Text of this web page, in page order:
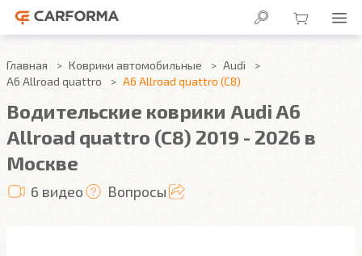
Главная Коврики автомобильные
Audi
A6 Allroad quattro
A6 Allroad quattro (C8)
Водительские коврики Audi A6
Allroad quattro (C8) 2019 - 2026 в
Москве
6 видео Вопросы